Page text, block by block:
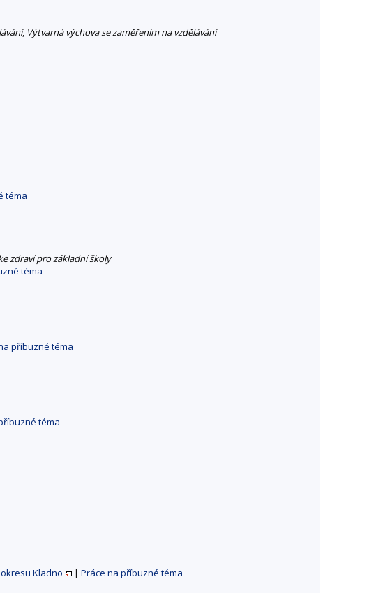
, Výtvarná výchova se zaměřením na vzdělávání
téma
zdraví pro základní školy
téma
příbuzné téma
téma
Kladno | Práce na příbuzné téma